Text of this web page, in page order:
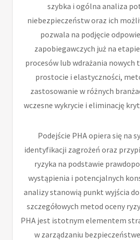
szybka i ogólna analiza
niebezpieczeństw oraz ich
pozwala na podjęcie
zapobiegawczych już na
procesów lub wdrażania nowych
prostocie i elastyczności,
zastosowanie w różnych
wczesne wykrycie i eliminację
Podejście PHA opiera się na
identyfikacji zagrożeń oraz
ryzyka na podstawie
wystąpienia i potencjalnych
analizy stanowią punkt wyjścia
szczegółowych metod oceny
PHA jest istotnym elementem
w zarządzaniu